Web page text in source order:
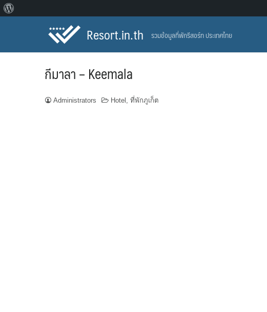
Resort.in.th รวมข้อมูลที่พักรีสอร์ท ประเทศไทย
กีมาลา – Keemala
Administrators Hotel , ที่พักภูเก็ต